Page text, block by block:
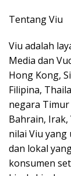
Tentang Viu
Viu adalah
Media dan
Hong Kong,
Filipina,
negara Timur
Bahrain, Irak,
nilai Viu yang
dan lokal
konsumen